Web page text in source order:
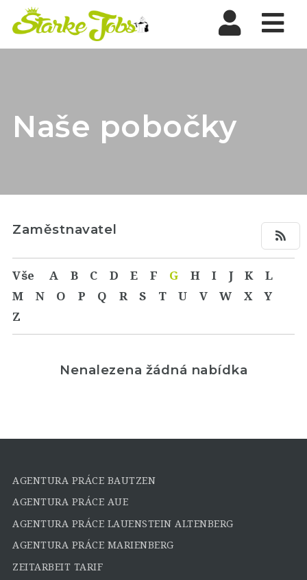
Naše pobočky
Zaměstnavatel
Vše A B C D E F G H I J K
L
M
N O P Q R S T U V W X
Y
Z
Nenalezena žádná nabídka
AGENTURA PRÁCE BAUTZEN
AGENTURA PRÁCE AUE
AGENTURA PRÁCE LAUENSTEIN ALTENBERG
AGENTURA PRÁCE MARIENBERG
ZEITARBEIT TARIF